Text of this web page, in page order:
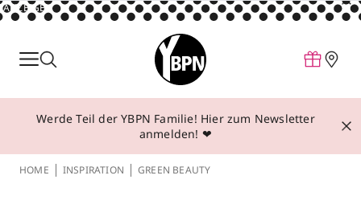
ANZEIGE
Parfum
Make-up
Behandlungen
Werde Teil der YBPN Familie! Hier zum Newsletter
anmelden! ❤
HOME INSPIRATION GREEN BEAUTY